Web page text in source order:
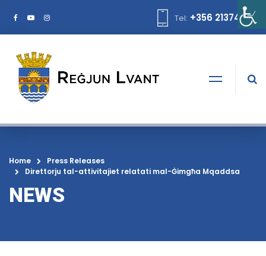
Tel: +356 21374378
Home
Press Releases
Direttorju tal-attivitajiet relatati mal-Ġimgħa Mqaddsa
NEWS